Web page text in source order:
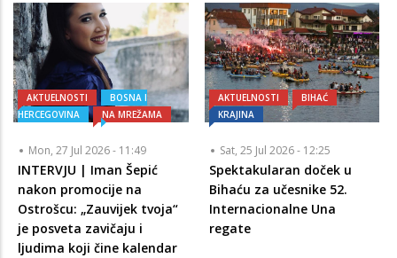
AKTUELNOSTI
BOSNA I
HERCEGOVINA
NA MREŽAMA
Mon, 27 Jul 2026 - 11:49
INTERVJU | Iman Šepić
nakon promocije na
Ostrošcu: „Zauvijek tvoja“
je posveta zavičaju i
ljudima koji čine kalendar
AKTUELNOSTI
BIHAĆ
KRAJINA
Sat, 25 Jul 2026 - 12:25
Spektakularan doček u
Bihaću za učesnike 52.
Internacionalne Una
regate